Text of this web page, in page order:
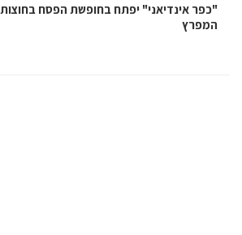
"כפר אינדיאני" יפתח בחופשת הפסח בחוצות
המפרץ